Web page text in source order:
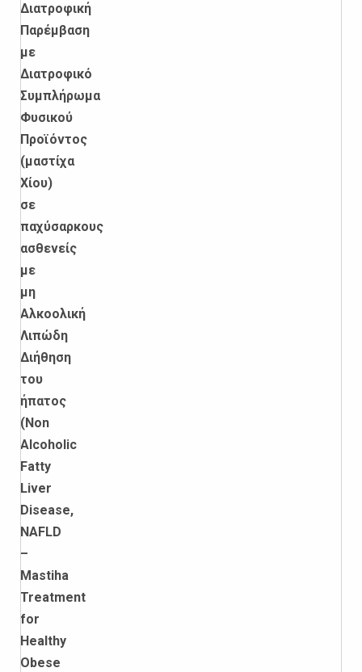
Διατροφική
Παρέμβαση
με
Διατροφικό
Συμπλήρωμα
Φυσικού
Προϊόντος
(μαστίχα
Χίου)
σε
παχύσαρκους
ασθενείς
με
μη
Αλκοολική
Λιπώδη
Διήθηση
του
ήπατος
(Non
Alcoholic
Fatty
Liver
Disease,
NAFLD
–
Mastiha
Treatment
for
Healthy
Obese